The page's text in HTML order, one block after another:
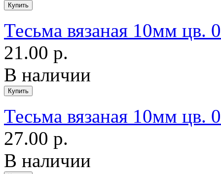
Тесьма вязаная 10мм цв.
21.00 р.
В наличии
Тесьма вязаная 10мм
27.00 р.
В наличии